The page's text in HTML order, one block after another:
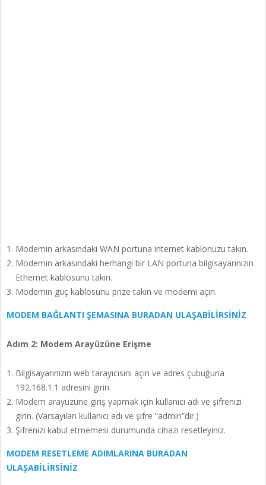
Modemin arkasındaki WAN portuna internet kablonuzu takın.
Modemin arkasındaki herhangi bir LAN portuna bilgisayarınızın
Ethernet kablosunu takın.
Modemin güç kablosunu prize takın ve modemi açın.
MODEM BAĞLANTI ŞEMASINA BURADAN ULAŞABİLİRSİNİZ
Adım 2: Modem Arayüzüne Erişme
Bilgisayarınızın web tarayıcısını açın ve adres çubuğuna
192.168.1.1 adresini girin.
Modem arayüzüne giriş yapmak için kullanıcı adı ve şifrenizi
girin. (Varsayılan kullanıcı adı ve şifre “admin”dir.)
Şifrenizi kabul etmemesi durumunda cihazı resetleyiniz.
MODEM RESETLEME ADIMLARINA BURADAN
ULAŞABİLİRSİNİZ